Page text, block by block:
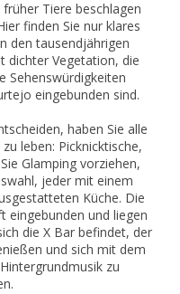
Tiere beschlagen
finden Sie nur klares
den tausendjährigen
dichter Vegetation, die
Sehenswürdigkeiten
eingebunden sind.
haben Sie alle
leben: Picknicktische,
Glamping vorziehen,
jeder mit einem
Küche. Die
eingebunden und liegen
die X Bar befindet, der
und sich mit dem
zu